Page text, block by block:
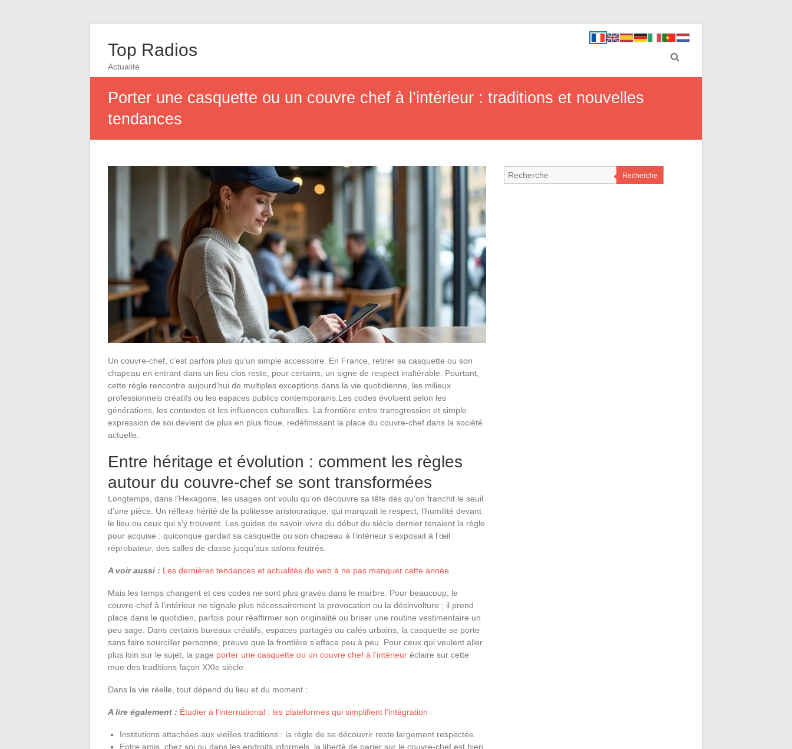
Top Radios
Actualité
Porter une casquette ou un couvre chef à l’intérieur : traditions et nouvelles
tendances
Un couvre-chef, c’est parfois plus qu’un simple accessoire. En France, retirer sa casquette ou son
chapeau en entrant dans un lieu clos reste, pour certains, un signe de respect inaltérable. Pourtant,
cette règle rencontre aujourd’hui de multiples exceptions dans la vie quotidienne, les milieux
professionnels créatifs ou les espaces publics contemporains.Les codes évoluent selon les
générations, les contextes et les influences culturelles. La frontière entre transgression et simple
expression de soi devient de plus en plus floue, redéfinissant la place du couvre-chef dans la société
actuelle.
Entre héritage et évolution : comment les règles
autour du couvre-chef se sont transformées
Longtemps, dans l’Hexagone, les usages ont voulu qu’on découvre sa tête dès qu’on franchit le seuil
d’une pièce. Un réflexe hérité de la politesse aristocratique, qui marquait le respect, l’humilité devant
le lieu ou ceux qui s’y trouvent. Les guides de savoir-vivre du début du siècle dernier tenaient la règle
pour acquise : quiconque gardait sa casquette ou son chapeau à l’intérieur s’exposait à l’œil
réprobateur, des salles de classe jusqu’aux salons feutrés.
A voir aussi : Les dernières tendances et actualités du web à ne pas manquer cette année
Mais les temps changent et ces codes ne sont plus gravés dans le marbre. Pour beaucoup, le
couvre-chef à l’intérieur ne signale plus nécessairement la provocation ou la désinvolture ; il prend
place dans le quotidien, parfois pour réaffirmer son originalité ou briser une routine vestimentaire un
peu sage. Dans certains bureaux créatifs, espaces partagés ou cafés urbains, la casquette se porte
sans faire sourciller personne, preuve que la frontière s’efface peu à peu. Pour ceux qui veulent aller
plus loin sur le sujet, la page porter une casquette ou un couvre chef à l’intérieur éclaire sur cette
mue des traditions façon XXIe siècle.
Dans la vie réelle, tout dépend du lieu et du moment :
A lire également : Étudier à l'international : les plateformes qui simplifient l'intégration
Institutions attachées aux vieilles traditions : la règle de se découvrir reste largement respectée.
Entre amis, chez soi ou dans les endroits informels, la liberté de parier sur le couvre-chef est bien
Recherche